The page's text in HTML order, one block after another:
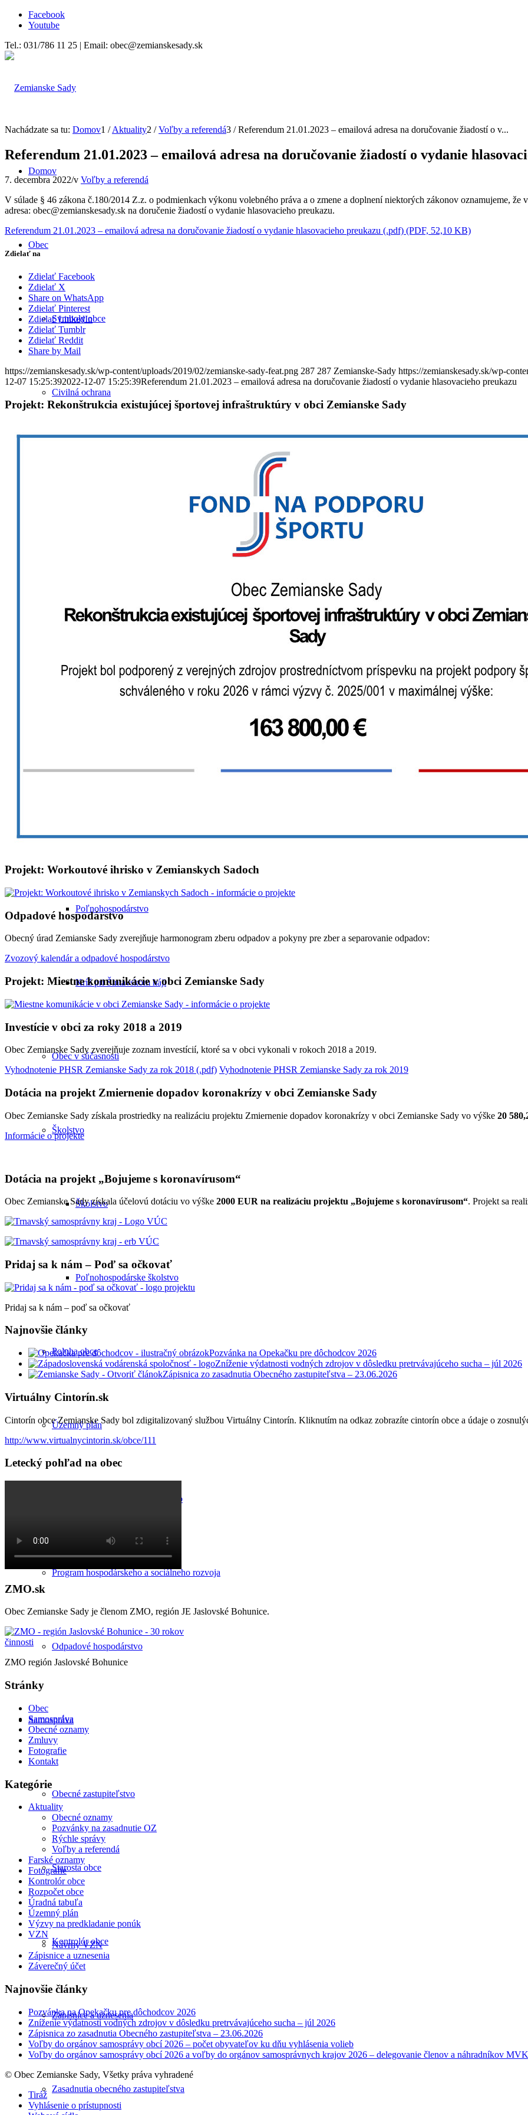
Facebook
Youtube
Tel.: 031/786 11 25 | Email: obec@zemianskesady.sk
Domov
Obec
Symboly obce
Civilná ochrana
História po roku 1945
Kultúra obce
Náboženský život
Poľnohospodárstvo
Kríž pri Šintavskom háji
Obec v súčasnosti
Školstvo
Školstvo
Poľnohospodárske školstvo
Poloha obce
Územný plán
Komunitný plán sociálnych služieb
Program hospodárskeho a sociálneho rozvoja
Odpadové hospodárstvo
Samospráva
Obecné zastupiteľstvo
Starosta obce
Kontrolór obce
Zápisnice a uznesenia
Zasadnutia obecného zastupiteľstva
Nachádzate sa tu: Domov1 / Aktuality2 / Voľby a referendá3 / Referendum 21.01.2023 – emailová adresa na doručovanie žiadostí o v...
Referendum 21.01.2023 – emailová adresa na doručovanie žiadostí o vydanie
7. decembra 2022/v Voľby a referendá
V súlade § 46 zákona č.180/2014 Z.z. o podmienkach výkonu volebného práva a o zmene a doplnení niektorých zákonov oznamujeme,
adresa: obec@zemianskesady.sk na doručenie žiadostí o vydanie hlasovacieho preukazu.
Referendum 21.01.2023 – emailová adresa na doručovanie žiadostí o vydanie hlasovacieho preukazu (.pdf) (PDF, 52,10 KB)
Zdielať na
Zdielať Facebook
Zdielať X
Share on WhatsApp
Zdielať Pinterest
Zdielať LinkedIn
Zdielať Tumblr
Zdielať Reddit
Share by Mail
https://zemianskesady.sk/wp-content/uploads/2019/02/zemianske-sady-feat.png 287 287 Zemianske-Sady https://zemianskesady.sk/wp-
12-07 15:25:392022-12-07 15:25:39Referendum 21.01.2023 – emailová adresa na doručovanie žiadostí o vydanie hlasovacieho preukazu
Projekt: Rekonštrukcia existujúcej športovej infraštruktúry v obci Zemianske Sady
Projekt: Workoutové ihrisko v Zemianskych Sadoch
Odpadové hospodárstvo
Obecný úrad Zemianske Sady zverejňuje harmonogram zberu odpadov a pokyny pre zber a separovanie odpadov:
Zvozový kalendár a odpadové hospodárstvo
Projekt: Miestne komunikácie v obci Zemianske Sady
Investície v obci za roky 2018 a 2019
Obec Zemianske Sady zverejňuje zoznam investícií, ktoré sa v obci vykonali v rokoch 2018 a 2019.
Vyhodnotenie PHSR Zemianske Sady za rok 2018 (.pdf) Vyhodnotenie PHSR Zemianske Sady za rok 2019
Dotácia na projekt Zmiernenie dopadov koronakrízy v obci Zemianske Sady
Obec Zemianske Sady získala prostriedky na realizáciu projektu Zmiernenie dopadov koronakrízy v obci Zemianske Sady vo výške 20
Informácie o projekte
Dotácia na projekt „Bojujeme s koronavírusom“
Obec Zemianske Sady získala účelovú dotáciu vo výške 2000 EUR na realizáciu projektu „Bojujeme s koronavírusom“. Projekt sa
Pridaj sa k nám – Poď sa očkovať
Pridaj sa k nám – poď sa očkovať
Najnovšie články
Pozvánka na Opekačku pre dôchodcov 2026
Zníženie výdatnosti vodných zdrojov v dôsledku pretrvávajúceho sucha – júl 2026
Zápisnica zo zasadnutia Obecného zastupiteľstva – 23.06.2026
Virtuálny Cintorín.sk
Cintorín obce Zemianske Sady bol zdigitalizovaný službou Virtuálny Cintorín. Kliknutím na odkaz zobrazíte cintorín obce a údaje o
http://www.virtualnycintorin.sk/obce/111
Letecký pohľad na obec
ZMO.sk
Obec Zemianske Sady je členom ZMO, región JE Jaslovské Bohunice.
ZMO región Jaslovské Bohunice
Stránky
Obec
Samospráva
Obecné oznamy
Zmluvy
Fotografie
Kontakt
Kategórie
Aktuality
Obecné oznamy
Pozvánky na zasadnutie OZ
Rýchle správy
Voľby a referendá
Farské oznamy
Fotografie
Kontrolór obce
Rozpočet obce
Úradná tabuľa
Územný plán
Výzvy na predkladanie ponúk
VZN
Návrhy VZN
Zápisnice a uznesenia
Záverečný účet
Najnovšie články
Pozvánka na Opekačku pre dôchodcov 2026
Zníženie výdatnosti vodných zdrojov v dôsledku pretrvávajúceho sucha – júl 2026
Zápisnica zo zasadnutia Obecného zastupiteľstva – 23.06.2026
Voľby do orgánov samosprávy obcí 2026 – počet obyvateľov ku dňu vyhlásenia volieb
Voľby do orgánov samosprávy obcí 2026 a voľby do orgánov samosprávnych krajov 2026 – delegovanie členov a náhradníkov MVK
© Obec Zemianske Sady, Všetky práva vyhradené
Tiráž
Vyhlásenie o prístupnosti